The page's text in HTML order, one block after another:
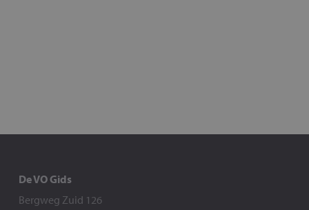
De VO Gids
Bergweg Zuid 126